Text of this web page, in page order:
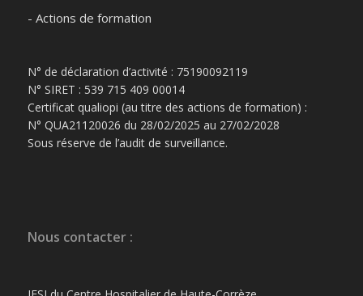
- Actions de formation
N° de déclaration d’activité : 75190092119
N° SIRET : 539 715 409 00014
Certificat qualiopi (au titre des actions de formation) :
N° QUA21120026 du 28/02/2025 au 27/02/2028
Sous réserve de l’audit de surveillance.
Nous contacter :